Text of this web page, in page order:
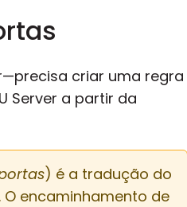
criar uma regra
Server a partir da
) é a tradução do
encaminhamento de